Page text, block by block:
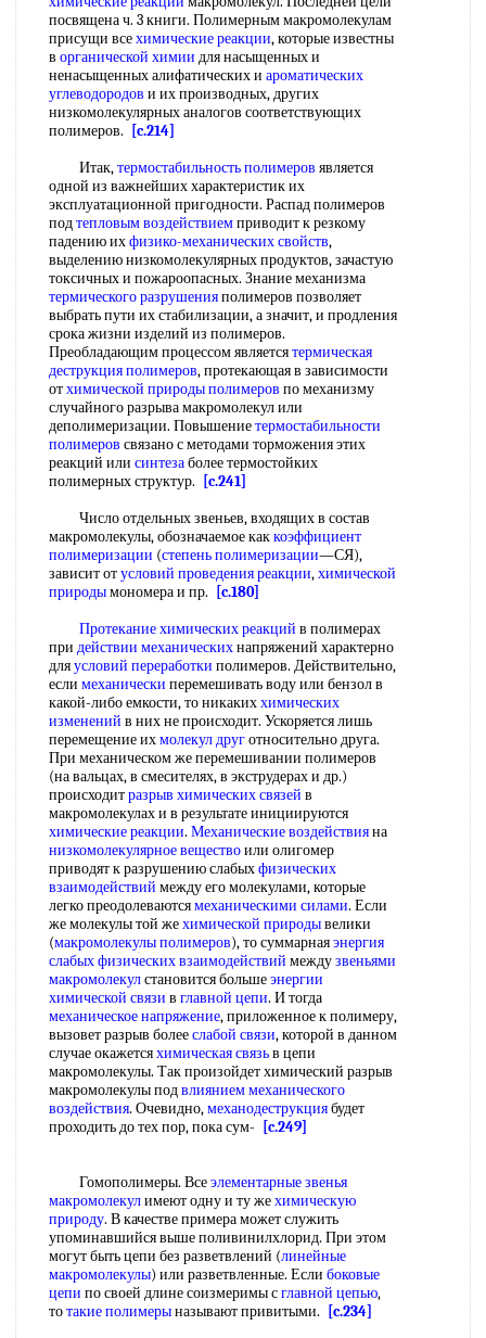
посвящена ч. 3 книги. Полимерным макромолекулам
присущи всехимические реакции, которые известны
в органической химии для насыщенных и
ненасыщенных алифатических и ароматических
углеводородов и их производных, других
низкомолекулярных аналогов соответствующих
полимеров.
[c.214]
Итак,термостабильность полимеров является
одной из важнейших характеристик их
эксплуатационной пригодности. Распад полимеров
подтепловым воздействиемприводит к резкому
падению ихфизико-механических свойств,
выделению низкомолекулярных продуктов, зачастую
токсичных и пожароопасных. Знание механизма
термического разрушенияполимеров позволяет
выбрать пути их стабилизации, а значит, и продления
срока жизни изделий из полимеров.
Преобладающим процессом являетсятермическая
деструкция полимеров, протекающая в зависимости
отхимической природы полимеров по механизму
случайного разрыва макромолекул или
деполимеризации. Повышениетермостабильности
полимеров связано с методами торможения этих
реакций или синтезаболее термостойких
полимерных структур.
[c.241]
Число отдельных звеньев, входящих в состав
макромолекулы, обозначаемое каккоэффициент
полимеризации (степень полимеризации—СЯ),
зависит отусловий проведения реакции,химической
природымономера и пр.
[c.180]
Протекание химических реакций в полимерах
при действии механическихнапряжений характерно
дляусловий переработки полимеров. Действительно,
если механически перемешивать воду или бензол в
какой-либо емкости, то никакиххимических
изменений в них не происходит. Ускоряется лишь
перемещение ихмолекул друготносительно друга.
При механическом же перемешивании полимеров
(на вальцах, в смесителях, в экструдерах и др.)
происходитразрыв химических связей в
макромолекулах и в результате инициируются
химические реакции. Механические воздействияна
низкомолекулярное веществоили олигомер
приводят к разрушению слабыхфизических
взаимодействий между его молекулами, которые
легко преодолеваютсямеханическими силами. Если
же молекулы той жехимической природывелики
(макромолекулы полимеров), то суммарнаяэнергия
слабыхфизических взаимодействий междузвеньями
макромолекулстановится большеэнергии
химической связи в главной цепи. И тогда
механическое напряжение, приложенное к полимеру,
вызовет разрыв болееслабой связи, которой в данном
случае окажетсяхимическая связьв цепи
макромолекулы. Так произойдет химический разрыв
макромолекулы подвлиянием механического
воздействия. Очевидно,механодеструкциябудет
проходить до тех пор, пока сум-
[c.249]
Гомополимеры. Всеэлементарные звенья
макромолекулимеют одну и ту жехимическую
природу. В качестве примера может служить
упоминавшийся выше поливинилхлорид. При этом
могут быть цепи без разветвлений (линейные
макромолекулы) или разветвленные. Если боковые
цепи по своей длине соизмеримы сглавной цепью,
тотакие полимерыназывают привитыми.
[c.234]